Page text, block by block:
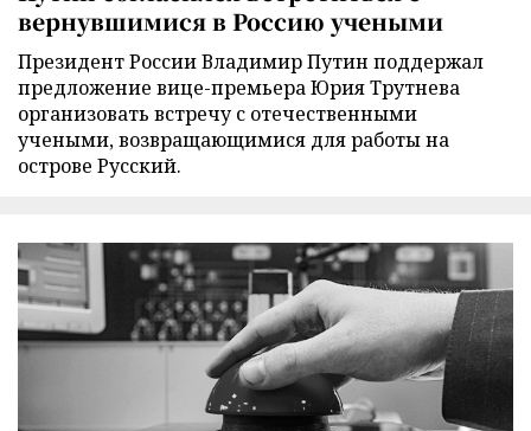
вернувшимися в Россию учеными
Президент России Владимир Путин поддержал
предложение вице-премьера Юрия Трутнева
организовать встречу с отечественными
учеными, возвращающимися для работы на
острове Русский.